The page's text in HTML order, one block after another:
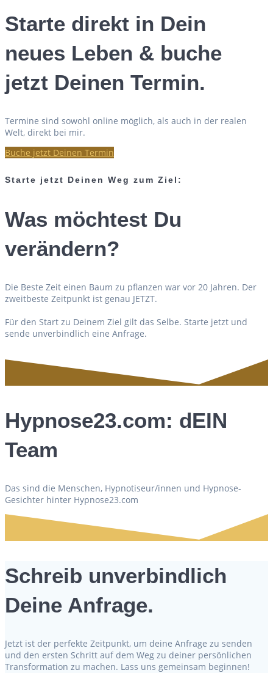
Starte direkt in Dein
neues Leben & buche
jetzt Deinen Termin.
Termine sind sowohl online möglich, als auch in der realen
Welt, direkt bei mir.
Buche jetzt Deinen Termin
Starte jetzt Deinen Weg zum Ziel:
Was möchtest Du
verändern?
Die Beste Zeit einen Baum zu pflanzen war vor 20 Jahren. Der
zweitbeste Zeitpunkt ist genau JETZT.
Für den Start zu Deinem Ziel gilt das Selbe. Starte jetzt und
sende unverbindlich eine Anfrage.
Hypnose23.com: dEIN
Team
Das sind die Menschen, Hypnotiseur/innen und Hypnose-
Gesichter hinter Hypnose23.com
Schreib unverbindlich
Deine Anfrage.
Jetzt ist der perfekte Zeitpunkt, um deine Anfrage zu senden
und den ersten Schritt auf dem Weg zu deiner persönlichen
Transformation zu machen. Lass uns gemeinsam beginnen!